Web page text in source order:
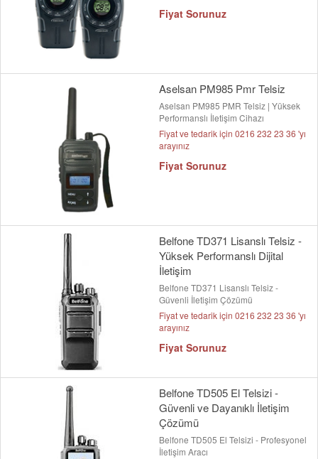
Fiyat Sorunuz
Aselsan PM985 Pmr Telsiz
Aselsan PM985 PMR Telsiz | Yüksek
Performanslı İletişim Cihazı
Fiyat ve tedarik için 0216 232 23 36 'yı
arayınız
Fiyat Sorunuz
Belfone TD371 Lisanslı Telsiz -
Yüksek Performanslı Dijital
İletişim
Belfone TD371 Lisanslı Telsiz -
Güvenli İletişim Çözümü
Fiyat ve tedarik için 0216 232 23 36 'yı
arayınız
Fiyat Sorunuz
Belfone TD505 El Telsizi -
Güvenli ve Dayanıklı İletişim
Çözümü
Belfone TD505 El Telsizi - Profesyonel
İletişim Aracı